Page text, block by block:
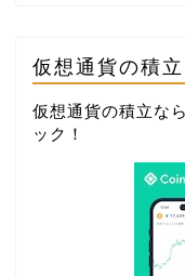
仮想通貨の積立
仮想通貨の積立な
ック ！